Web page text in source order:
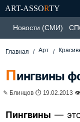
ART-ASSORTY
Новости (СМИ)
Главная Арт
Пингвины
✎ Блинцов ⏱ 19.02.2013
Пингвины —